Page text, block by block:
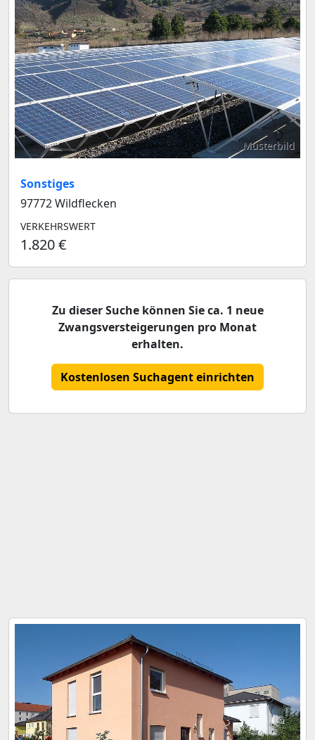
Musterbild
Sonstiges
97772 Wildflecken
VERKEHRSWERT
1.820 €
Zu dieser Suche können Sie ca. 1 neue
Zwangsversteigerungen pro Monat
erhalten.
Kostenlosen Suchagent einrichten